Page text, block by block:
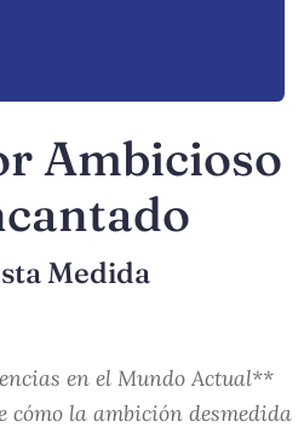
Ambicioso
Medida
en el Mundo Actual**
la ambición desmedida